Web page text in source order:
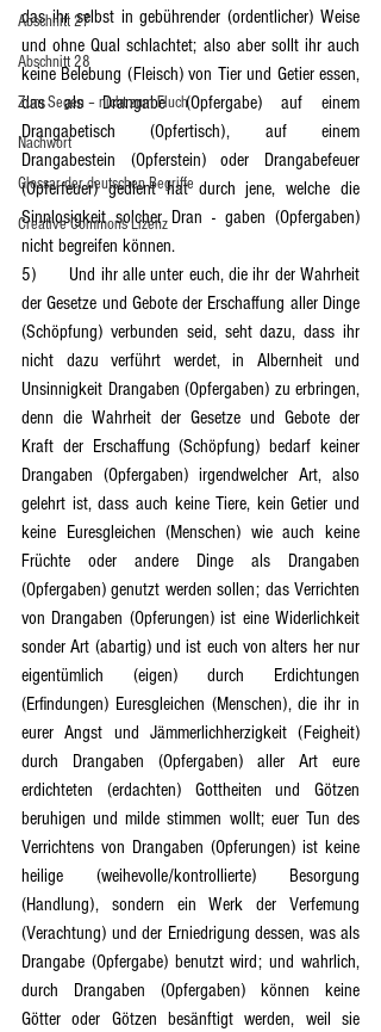
Abschnitt 27
Abschnitt 28
Zum Segen – nicht zum Fluch
Nachwort
Glossar der deutschen Begriffe
Creative Commons Lizenz
das ihr selbst in gebührender (ordentlicher) Weise
und ohne Qual schlachtet; also aber sollt ihr auch
keine Belebung (Fleisch) von Tier und Getier essen,
das als Drangabe (Opfergabe) auf einem
Drangabetisch (Opfertisch), auf einem
Drangabestein (Opferstein) oder Drangabefeuer
(Opferfeuer) gedient hat durch jene, welche die
Sinnlosigkeit solcher Dran - gaben (Opfergaben)
nicht begreifen können.
5)	Und ihr alle unter euch, die ihr der Wahrheit
der Gesetze und Gebote der Erschaffung aller Dinge
(Schöpfung) verbunden seid, seht dazu, dass ihr
nicht dazu verführt werdet, in Albernheit und
Unsinnigkeit Drangaben (Opfergaben) zu erbringen,
denn die Wahrheit der Gesetze und Gebote der
Kraft der Erschaffung (Schöpfung) bedarf keiner
Drangaben (Opfergaben) irgendwelcher Art, also
gelehrt ist, dass auch keine Tiere, kein Getier und
keine Euresgleichen (Menschen) wie auch keine
Früchte oder andere Dinge als Drangaben
(Opfergaben) genutzt werden sollen; das Verrichten
von Drangaben (Opferungen) ist eine Widerlichkeit
sonder Art (abartig) und ist euch von alters her nur
eigentümlich (eigen) durch Erdichtungen
(Erfindungen) Euresgleichen (Menschen), die ihr in
eurer Angst und Jämmerlichherzigkeit (Feigheit)
durch Drangaben (Opfergaben) aller Art eure
erdichteten (erdachten) Gottheiten und Götzen
beruhigen und milde stimmen wollt; euer Tun des
Verrichtens von Drangaben (Opferungen) ist keine
heilige (weihevolle/kontrollierte) Besorgung
(Handlung), sondern ein Werk der Verfemung
(Verachtung) und der Erniedrigung dessen, was als
Drangabe (Opfergabe) benutzt wird; und wahrlich,
durch Drangaben (Opfergaben) können keine
Götter oder Götzen besänftigt werden, weil sie